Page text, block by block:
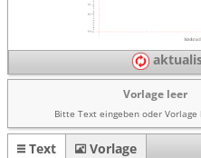
Vorlage leer
Bitte Text eingeben oder Vorlage
Text Vorlage